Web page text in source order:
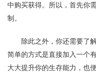
中购买获得。所以，首先你
制。
除此之外，你还需要了
简单的方式是直接加入一个
大大提升你的生存能力，也